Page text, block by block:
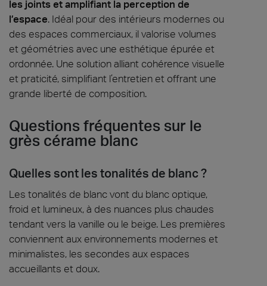
les joints et amplifiant la perception de
l’espace. Idéal pour des intérieurs modernes ou
des espaces commerciaux, il valorise volumes
et géométries avec une esthétique épurée et
ordonnée. Une solution alliant cohérence visuelle
et praticité, simplifiant l’entretien et offrant une
grande liberté de composition.
Questions fréquentes sur le
grès cérame blanc
Quelles sont les tonalités de blanc ?
Les tonalités de blanc vont du blanc optique,
froid et lumineux, à des nuances plus chaudes
tendant vers la vanille ou le beige. Les premières
conviennent aux environnements modernes et
minimalistes, les secondes aux espaces
accueillants et doux.